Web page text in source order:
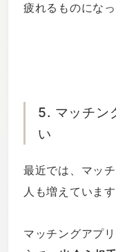
疲れるものになっ
5. マッチン
い
最近では、マッ
人も増えています
マッチングアプ